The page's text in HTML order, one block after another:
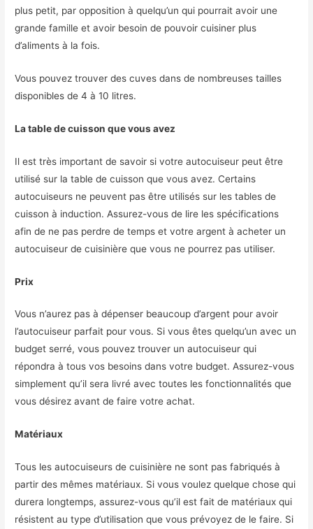
plus petit, par opposition à quelqu’un qui pourrait avoir une
grande famille et avoir besoin de pouvoir cuisiner plus
d’aliments à la fois.
Vous pouvez trouver des cuves dans de nombreuses tailles
disponibles de 4 à 10 litres.
La table de cuisson que vous avez
Il est très important de savoir si votre autocuiseur peut être
utilisé sur la table de cuisson que vous avez. Certains
autocuiseurs ne peuvent pas être utilisés sur les tables de
cuisson à induction. Assurez-vous de lire les spécifications
afin de ne pas perdre de temps et votre argent à acheter un
autocuiseur de cuisinière que vous ne pourrez pas utiliser.
Prix
Vous n’aurez pas à dépenser beaucoup d’argent pour avoir
l’autocuiseur parfait pour vous. Si vous êtes quelqu’un avec un
budget serré, vous pouvez trouver un autocuiseur qui
répondra à tous vos besoins dans votre budget. Assurez-vous
simplement qu’il sera livré avec toutes les fonctionnalités que
vous désirez avant de faire votre achat.
Matériaux
Tous les autocuiseurs de cuisinière ne sont pas fabriqués à
partir des mêmes matériaux. Si vous voulez quelque chose qui
durera longtemps, assurez-vous qu’il est fait de matériaux qui
résistent au type d’utilisation que vous prévoyez de le faire. Si